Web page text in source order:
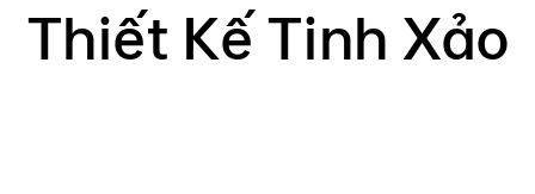
Thiết Kế Tinh Xảo